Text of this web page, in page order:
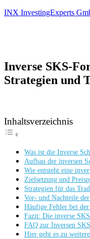
INX InvestingExperts
Inverse SKS-
Strategien und
Inhaltsverzeichnis
Was ist die Inverse
Aufbau der inversen
Wie entsteht eine
Zielsetzung und
Strategien für das
Vor- und Nachteile
Häufige Fehler bei
Fazit: Die inverse
FAQ zur Inversen
Hier geht es zu